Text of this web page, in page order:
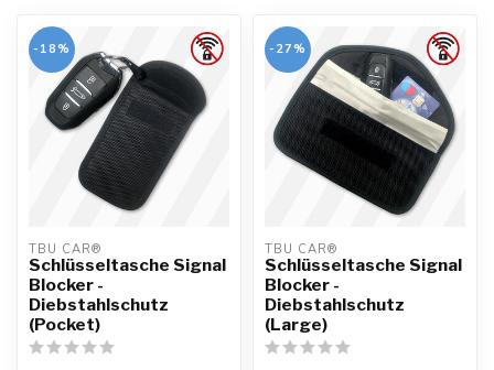
-18%
TBU CAR®
Schlüsseltasche Signal
Blocker -
Diebstahlschutz
(Pocket)
-27%
TBU CAR®
Schlüsseltasche Signal
Blocker -
Diebstahlschutz
(Large)